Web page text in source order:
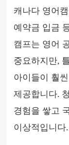
캐나다 영어
예약금 입금
캠프는 영어
중요하지만,
아이들이 훨
제공합니다.
경험을 쌓고
이상적입니다.